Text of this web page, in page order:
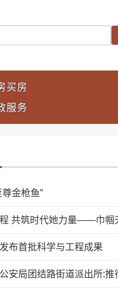
买房
服务
金枪鱼”
布首批科学与工程成果